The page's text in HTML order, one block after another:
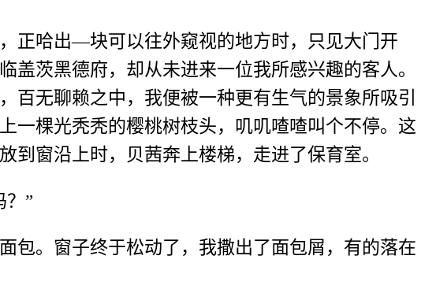
正哈出—块可以往外窥视的地方时，只见大门开
茨黑德府，却从未进来一位我所感兴趣的客人。
无聊赖之中，我便被一种更有生气的景象所吸引
一棵光秃秃的樱桃树枝头，叽叽喳喳叫个不停。这
窗沿上时，贝茜奔上楼梯，走进了保育室。
？”
包。窗子终于松动了，我撒出了面包屑，有的落在